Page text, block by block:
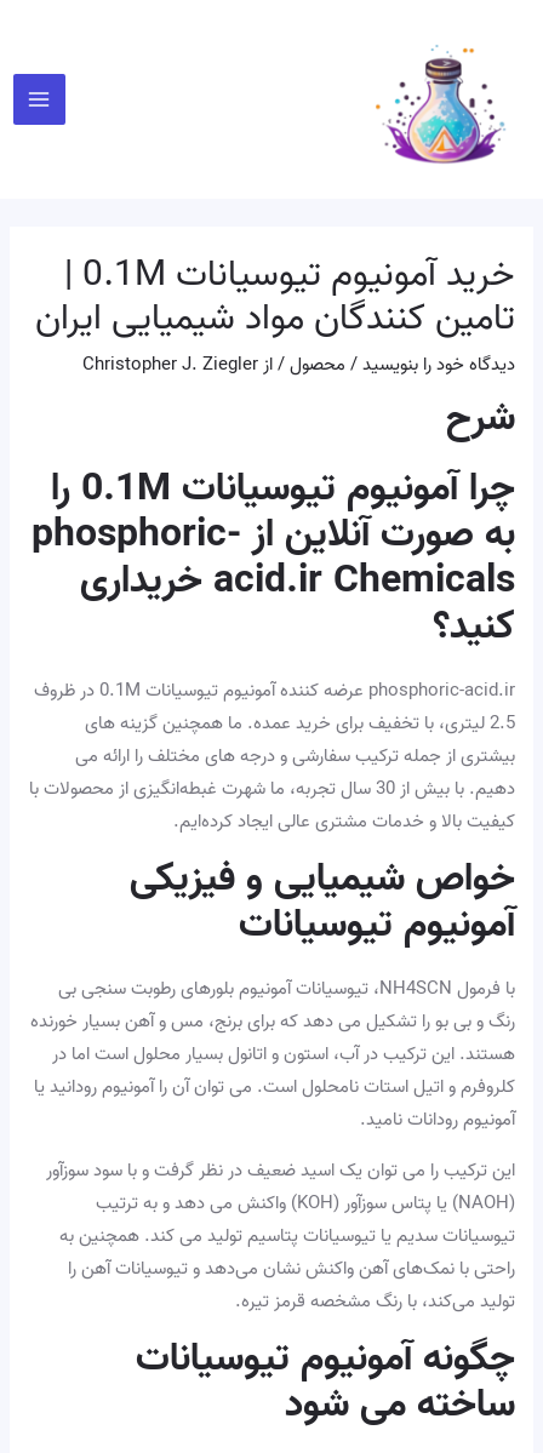
خرید آمونیوم تیوسیانات 0.1M |
تامین کنندگان مواد شیمیایی ایران
دیدگاه‌ خود را بنویسید/ محصول/ ازChristopher J. Ziegler
شرح
چرا آمونیوم تیوسیانات 0.1M را
به صورت آنلاین از phosphoric-
acid.ir Chemicals خریداری
کنید؟
phosphoric-acid.ir عرضه کننده آمونیوم تیوسیانات 0.1M در ظروف
2.5 لیتری، با تخفیف برای خرید عمده. ما همچنین گزینه های
بیشتری از جمله ترکیب سفارشی و درجه های مختلف را ارائه می
دهیم. با بیش از 30 سال تجربه، ما شهرت غبطه‌انگیزی از محصولات با
کیفیت بالا و خدمات مشتری عالی ایجاد کرده‌ایم.
خواص شیمیایی و فیزیکی
آمونیوم تیوسیانات
با فرمول NH4SCN، تیوسیانات آمونیوم بلورهای رطوبت سنجی بی
رنگ و بی بو را تشکیل می دهد که برای برنج، مس و آهن بسیار خورنده
هستند. این ترکیب در آب، استون و اتانول بسیار محلول است اما در
کلروفرم و اتیل استات نامحلول است. می توان آن را آمونیوم رودانید یا
آمونیوم رودانات نامید.
این ترکیب را می توان یک اسید ضعیف در نظر گرفت و با سود سوزآور
(NAOH) یا پتاس سوزآور (KOH) واکنش می دهد و به ترتیب
تیوسیانات سدیم یا تیوسیانات پتاسیم تولید می کند. همچنین به
راحتی با نمک‌های آهن واکنش نشان می‌دهد و تیوسیانات آهن را
تولید می‌کند، با رنگ مشخصه قرمز تیره.
چگونه آمونیوم تیوسیانات
ساخته می شود
نوشته